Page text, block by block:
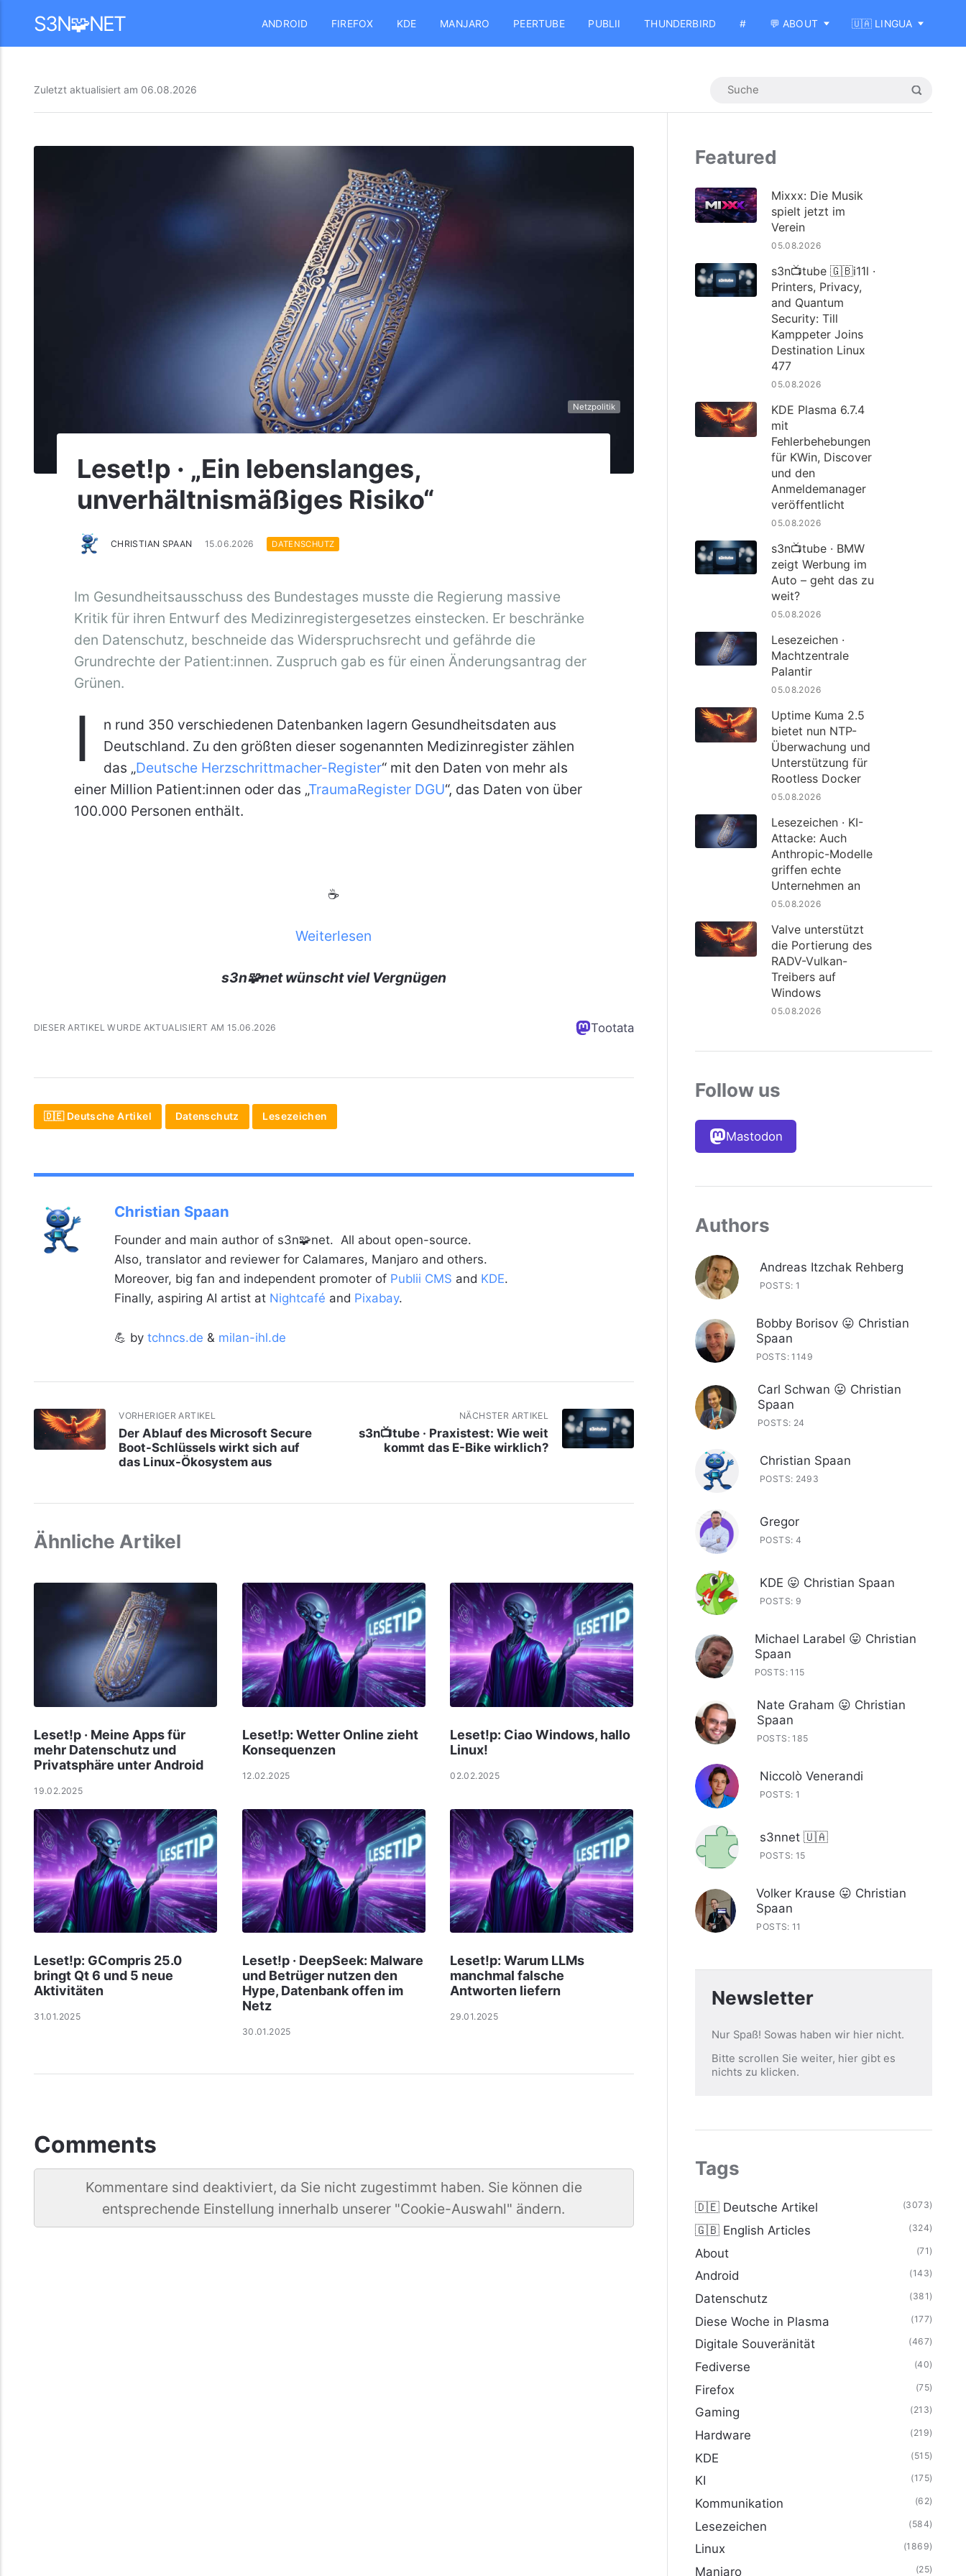
S3N🧩NET ANDROID FIREFOX KDE MANJARO PEERTUBE PUBLII THUNDERBIRD # 💬 ABOUT 🇺🇦 LINGUA
Zuletzt aktualisiert am 06.08.2026
Netzpolitik
Leset!p · „Ein lebenslanges,
unverhältnismäßiges Risiko“
CHRISTIAN SPAAN 15.06.2026 DATENSCHUTZ
Im Gesundheitsausschuss des Bundestages musste die Regierung massive
Kritik für ihren Entwurf des Medizinregistergesetzes einstecken. Er beschränke
den Datenschutz, beschneide das Widerspruchsrecht und gefährde die
Grundrechte der Patient:innen. Zuspruch gab es für einen Änderungsantrag der
Grünen.
I
n rund 350 verschiedenen Datenbanken lagern Gesundheitsdaten aus
Deutschland. Zu den größten dieser sogenannten Medizinregister zählen
das „Deutsche Herzschrittmacher-Register“ mit den Daten von mehr als
einer Million Patient:innen oder das „TraumaRegister DGU“, das Daten von über
100.000 Personen enthält.
☕
Weiterlesen
s3n🧩net wünscht viel Vergnügen
DIESER ARTIKEL WURDE AKTUALISIERT AM 15.06.2026 Tootata
🇩🇪 Deutsche Artikel Datenschutz Lesezeichen
Christian Spaan
Founder and main author of s3n🧩net. All about open-source.
Also, translator and reviewer for Calamares, Manjaro and others.
Moreover, big fan and independent promoter of Publii CMS and KDE.
Finally, aspiring AI artist at Nightcafé and Pixabay.
💪 by tchncs.de & milan-ihl.de
VORHERIGER ARTIKEL
Der Ablauf des Microsoft Secure
Boot-Schlüssels wirkt sich auf
das Linux-Ökosystem aus
NÄCHSTER ARTIKEL
s3n📺tube · Praxistest: Wie weit
kommt das E-Bike wirklich?
Ähnliche Artikel
Leset!p · Meine Apps für
mehr Datenschutz und
Privatsphäre unter Android
19.02.2025
Leset!p: Wetter Online zieht
Konsequenzen
12.02.2025
Leset!p: Ciao Windows, hallo
Linux!
02.02.2025
Leset!p: GCompris 25.0
bringt Qt 6 und 5 neue
Aktivitäten
31.01.2025
Leset!p · DeepSeek: Malware
und Betrüger nutzen den
Hype, Datenbank offen im
Netz
30.01.2025
Leset!p: Warum LLMs
manchmal falsche
Antworten liefern
29.01.2025
Comments
Kommentare sind deaktiviert, da Sie nicht zugestimmt haben. Sie können die
entsprechende Einstellung innerhalb unserer "Cookie-Auswahl" ändern.
Featured
Mixxx: Die Musik
spielt jetzt im
Verein
05.08.2026
s3n📺tube 🇬🇧i11l ·
Printers, Privacy,
and Quantum
Security: Till
Kamppeter Joins
Destination Linux
477
05.08.2026
KDE Plasma 6.7.4
mit
Fehlerbehebungen
für KWin, Discover
und den
Anmeldemanager
veröffentlicht
05.08.2026
s3n📺tube · BMW
zeigt Werbung im
Auto – geht das zu
weit?
05.08.2026
Lesezeichen ·
Machtzentrale
Palantir
05.08.2026
Uptime Kuma 2.5
bietet nun NTP-
Überwachung und
Unterstützung für
Rootless Docker
05.08.2026
Lesezeichen · KI-
Attacke: Auch
Anthropic-Modelle
griffen echte
Unternehmen an
05.08.2026
Valve unterstützt
die Portierung des
RADV-Vulkan-
Treibers auf
Windows
05.08.2026
Follow us
Mastodon
Authors
Andreas Itzchak Rehberg
POSTS: 1
Bobby Borisov 😛 Christian
Spaan
POSTS: 1149
Carl Schwan 😛 Christian
Spaan
POSTS: 24
Christian Spaan
POSTS: 2493
Gregor
POSTS: 4
KDE 😛 Christian Spaan
POSTS: 9
Michael Larabel 😛 Christian
Spaan
POSTS: 115
Nate Graham 😛 Christian
Spaan
POSTS: 185
Niccolò Venerandi
POSTS: 1
s3nnet 🇺🇦
POSTS: 15
Volker Krause 😛 Christian
Spaan
POSTS: 11
Newsletter
Nur Spaß! Sowas haben wir hier nicht.
Bitte scrollen Sie weiter, hier gibt es
nichts zu klicken.
Tags
🇩🇪 Deutsche Artikel (3073)
🇬🇧 English Articles (324)
About (71)
Android (143)
Datenschutz (381)
Diese Woche in Plasma (177)
Digitale Souveränität (467)
Fediverse (40)
Firefox (75)
Gaming (213)
Hardware (219)
KDE (515)
KI (175)
Kommunikation (62)
Lesezeichen (584)
Linux (1869)
Manjaro (25)